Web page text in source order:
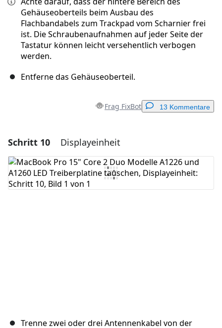
Gehäuseoberteils beim Ausbau des
Flachbandabels zum Trackpad vom Scharnier frei
ist. Die Schraubenaufnahmen auf jeder Seite der
Tastatur können leicht versehentlich verbogen
werden.
Entferne das Gehäuseoberteil.
Frag FixBot 13 Kommentare
Einen Kommentar hinzufügen
Kommentar hinzufügen
Schritt 10 Displayeinheit
Trenne zwei oder drei Antennenkabel von der